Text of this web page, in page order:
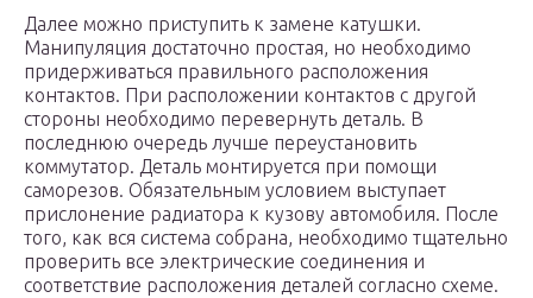
Далее можно приступить к замене катушки.
Манипуляция достаточно простая, но необходимо
придерживаться правильного расположения
контактов. При расположении контактов с другой
стороны необходимо перевернуть деталь. В
последнюю очередь лучше переустановить
коммутатор. Деталь монтируется при помощи
саморезов. Обязательным условием выступает
прислонение радиатора к кузову автомобиля. После
того, как вся система собрана, необходимо тщательно
проверить все электрические соединения и
соответствие расположения деталей согласно схеме.